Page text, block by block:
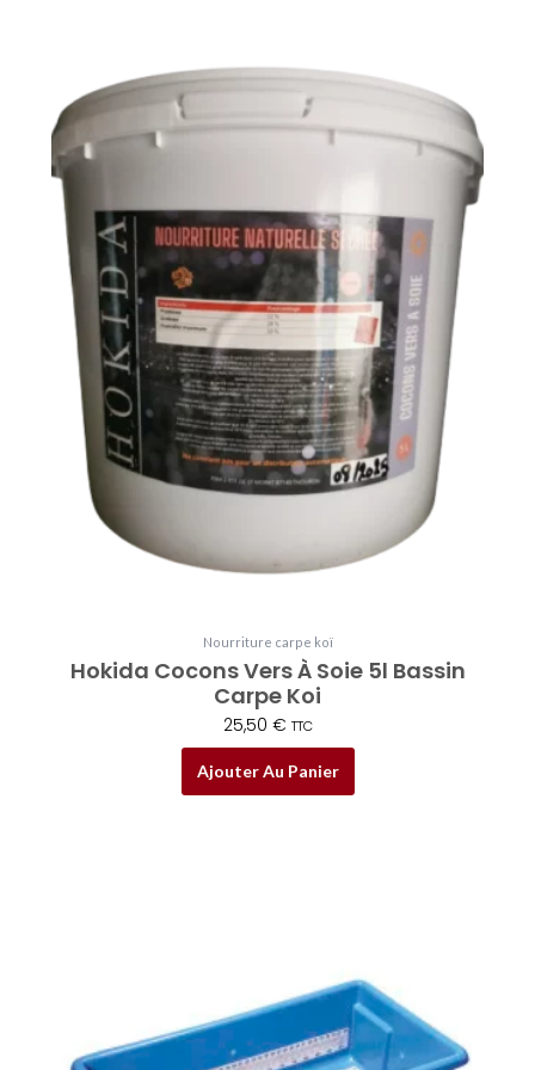
Nourriture carpe koï
Hokida Cocons Vers À Soie 5l Bassin
Carpe Koi
25,50 € TTC
Ajouter Au Panier
32,00 €
à
129,00 €
plusieurs
variations.
Les